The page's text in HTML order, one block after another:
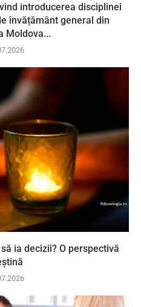
introducerea disciplinei
învățământ general din
Moldova...
ia decizii? O perspectivă